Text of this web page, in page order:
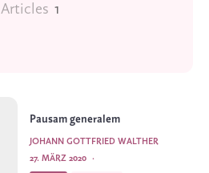
Articles 1
Pausam generalem
JOHANN GOTTFRIED WALTHER
·
27. MÄRZ 2020